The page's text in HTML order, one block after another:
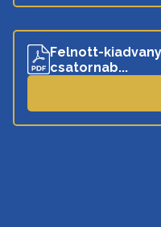
Felnott-
csatornab...